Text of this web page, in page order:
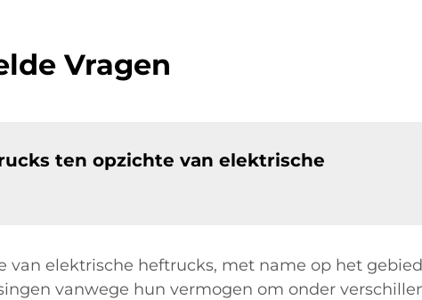
Vragen
ten opzichte van elektrische
elektrische heftrucks, met name op het
vanwege hun vermogen om onder